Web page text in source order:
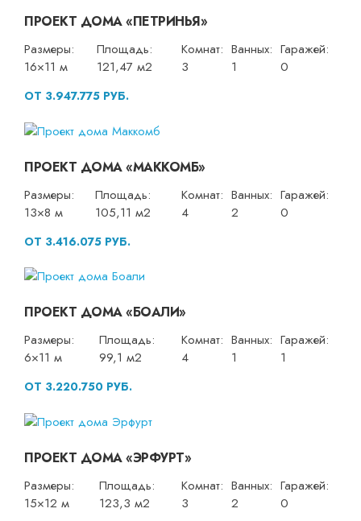
ПРОЕКТ ДОМА «ПЕТРИНЬЯ»
Размеры:
16×11 м
Площадь:
121,47 м2
Комнат:
3
Ванных:
1
Гаражей:
0
ОТ 3.947.775 РУБ.
ПРОЕКТ ДОМА «МАККОМБ»
Размеры:
13×8 м
Площадь:
105,11 м2
Комнат:
4
Ванных:
2
Гаражей:
0
ОТ 3.416.075 РУБ.
ПРОЕКТ ДОМА «БОАЛИ»
Размеры:
6×11 м
Площадь:
99,1 м2
Комнат:
4
Ванных:
1
Гаражей:
1
ОТ 3.220.750 РУБ.
ПРОЕКТ ДОМА «ЭРФУРТ»
Размеры:
15×12 м
Площадь:
123,3 м2
Комнат:
3
Ванных:
2
Гаражей:
0